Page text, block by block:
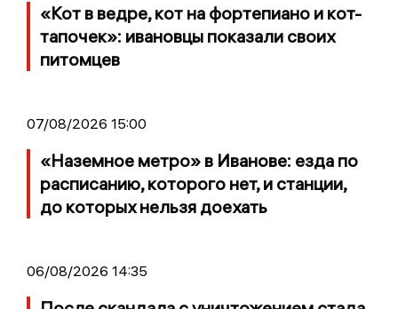
«Кот в ведре, кот на фортепиано и кот-
тапочек»: ивановцы показали своих
питомцев
07/08/2026 15:00
«Наземное метро» в Иванове: езда по
расписанию, которого нет, и станции,
до которых нельзя доехать
06/08/2026 14:35